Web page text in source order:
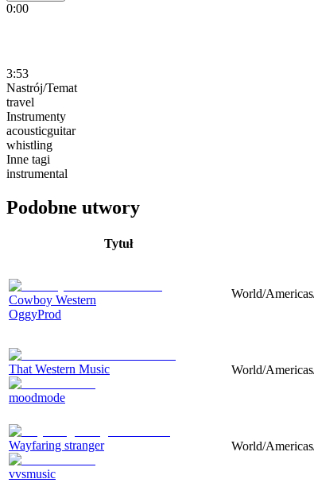
0:00
3:53
Nastrój/Temat
travel
Instrumenty
acousticguitar
whistling
Inne tagi
instrumental
Podobne utwory
Tytuł
Cowboy Western
OggyProd
World/
That Western Music
moodmode
World/
Wayfaring stranger
vvsmusic
World/